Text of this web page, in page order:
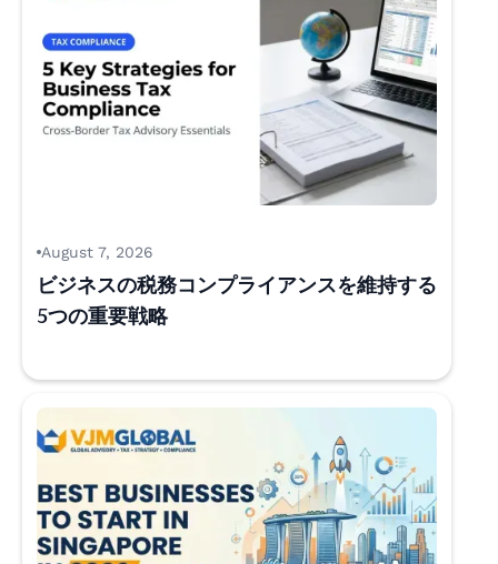
August 7, 2026
ビジネスの税務コンプライアンスを維持する
5つの重要戦略